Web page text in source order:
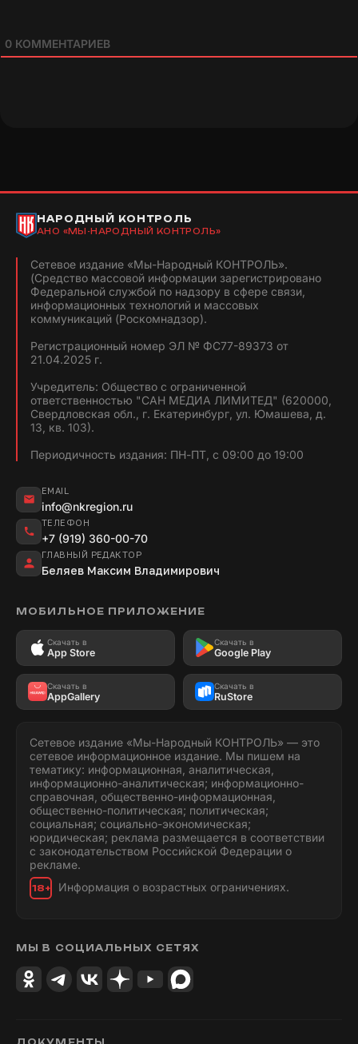
0 КОММЕНТАРИЕВ
НАРОДНЫЙ КОНТРОЛЬ
АНО «МЫ-НАРОДНЫЙ КОНТРОЛЬ»
Сетевое издание «Мы-Народный КОНТРОЛЬ».
(Средство массовой информации зарегистрировано
Федеральной службой по надзору в сфере связи,
информационных технологий и массовых
коммуникаций (Роскомнадзор).
Регистрационный номер ЭЛ № ФС77-89373 от
21.04.2025 г.
Учредитель: Общество с ограниченной
ответственностью "САН МЕДИА ЛИМИТЕД" (620000,
Свердловская обл., г. Екатеринбург, ул. Юмашева, д.
13, кв. 103).
Периодичность издания: ПН-ПТ, с 09:00 до 19:00
EMAIL
info@nkregion.ru
ТЕЛЕФОН
+7 (919) 360-00-70
ГЛАВНЫЙ РЕДАКТОР
Беляев Максим Владимирович
МОБИЛЬНОЕ ПРИЛОЖЕНИЕ
Скачать в
App Store
Скачать в
Google Play
Скачать в
AppGallery
Скачать в
RuStore
Сетевое издание «Мы-Народный КОНТРОЛЬ» — это
сетевое информационное издание. Мы пишем на
тематику: информационная, аналитическая,
информационно-аналитическая; информационно-
справочная, общественно-информационная,
общественно-политическая; политическая;
социальная; социально-экономическая;
юридическая; реклама размещается в соответствии
с законодательством Российской Федерации о
рекламе.
18+ Информация о возрастных ограничениях.
МЫ В СОЦИАЛЬНЫХ СЕТЯХ